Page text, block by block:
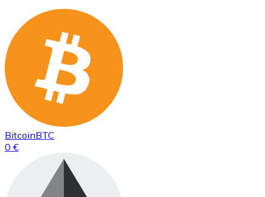
BitcoinBTC
0 €